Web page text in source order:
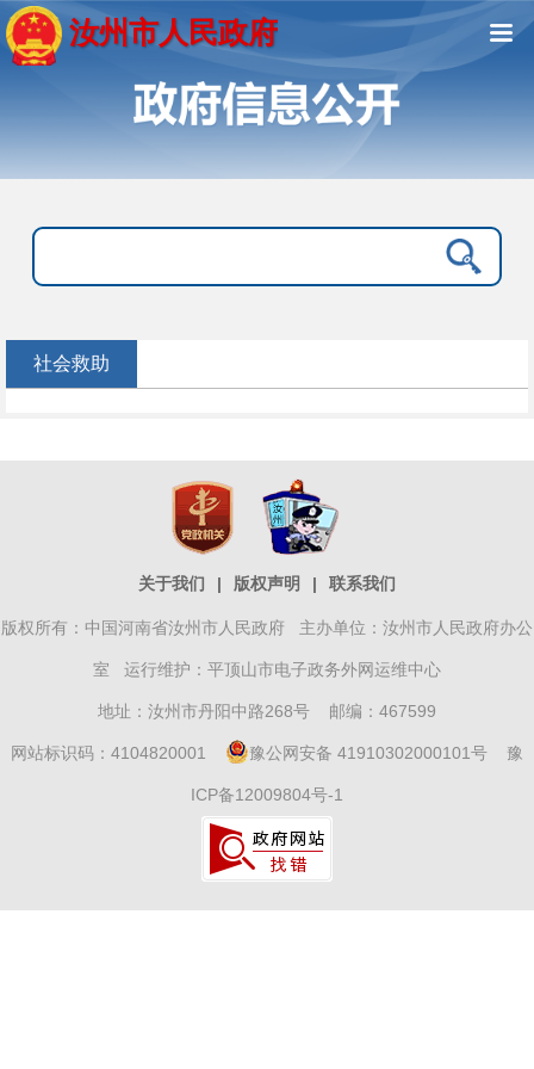
汝州市人民政府
社会救助
关于我们 | 版权声明 | 联系我们
版权所有：中国河南省汝州市人民政府 主办单位：汝州市人民政府办公
室 运行维护：平顶山市电子政务外网运维中心
地址：汝州市丹阳中路268号 邮编：467599
网站标识码：4104820001 豫公网安备 41910302000101号 豫
ICP备12009804号-1